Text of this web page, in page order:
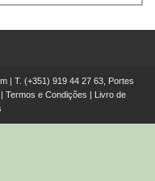
| T. (+351) 919 44 27 63, Portes
Termos e Condições | Livro de